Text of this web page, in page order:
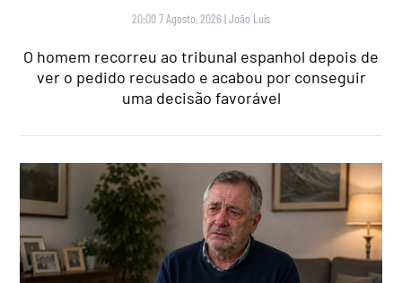
20:00 7 Agosto, 2026 |João Luís
O homem recorreu ao tribunal espanhol depois de
ver o pedido recusado e acabou por conseguir
uma decisão favorável